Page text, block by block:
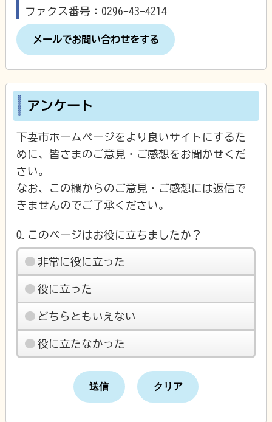
ファクス番号：0296-43-4214
メールでお問い合わせをする
アンケート
下妻市ホームページをより良いサイトにするた
めに、皆さまのご意見・ご感想をお聞かせくだ
さい。
なお、この欄からのご意見・ご感想には返信で
きませんのでご了承ください。
Q.このページはお役に立ちましたか？
非常に役に立った
役に立った
どちらともいえない
役に立たなかった